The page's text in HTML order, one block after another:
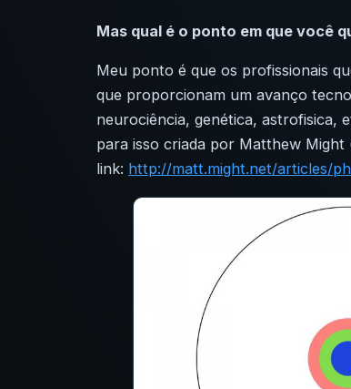
Mas qual é o ponto em que você
Meu ponto é que os profissionais
que proporcionam um avanço
neurociência, genética, astrofisica,
para isso criada por Matthew Might
link: http://matt.might.net/articles/